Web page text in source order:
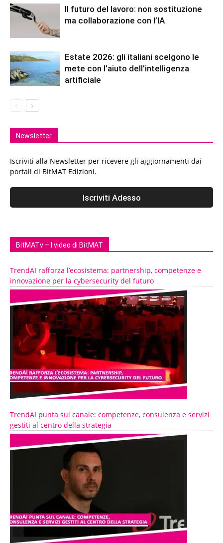
Il futuro del lavoro: non sostituzione
ma collaborazione con l’IA
Estate 2026: gli italiani scelgono le
mete con l’aiuto dell’intelligenza
artificiale
Newsletter
Iscriviti alla Newsletter per ricevere gli aggiornamenti dai
portali di BitMAT Edizioni.
BitMATv – I video di BitMAT
TrendAI rafforza l’ecosistema: partnership, competenze e
innovazione per la cybersecurity del futuro
TrendAI punta sul canale: competenze, consulenza e servizi
gestiti al centro della strategia